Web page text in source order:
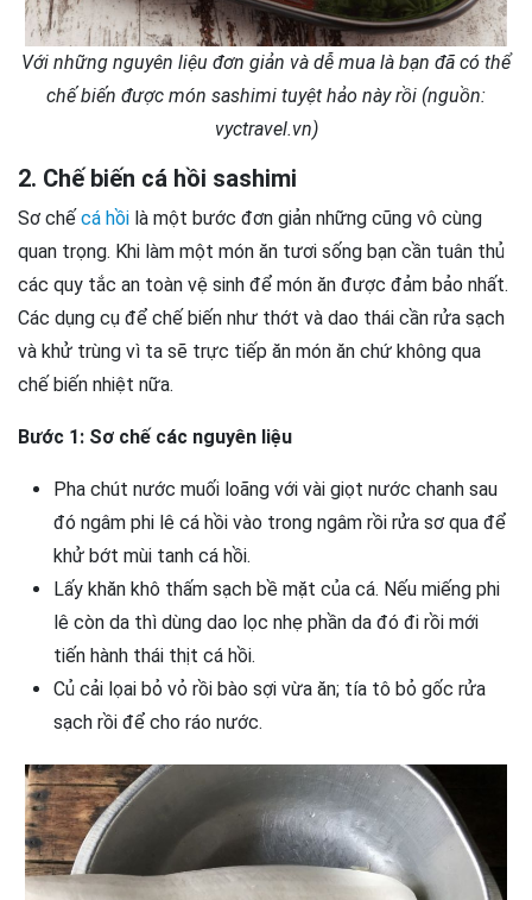
Với những nguyên liệu đơn giản và dễ mua là bạn đã có thể
chế biến được món sashimi tuyệt hảo này rồi (nguồn:
vyctravel.vn)
2. Chế biến cá hồi sashimi
Sơ chế cá hồi là một bước đơn giản những cũng vô cùng
quan trọng. Khi làm một món ăn tươi sống bạn cần tuân thủ
các quy tắc an toàn vệ sinh để món ăn được đảm bảo nhất.
Các dụng cụ để chế biến như thớt và dao thái cần rửa sạch
và khử trùng vì ta sẽ trực tiếp ăn món ăn chứ không qua
chế biến nhiệt nữa.
Bước 1: Sơ chế các nguyên liệu
Pha chút nước muối loãng với vài giọt nước chanh sau
đó ngâm phi lê cá hồi vào trong ngâm rồi rửa sơ qua để
khử bớt mùi tanh cá hồi.
Lấy khăn khô thấm sạch bề mặt của cá. Nếu miếng phi
lê còn da thì dùng dao lọc nhẹ phần da đó đi rồi mới
tiến hành thái thịt cá hồi.
Củ cải lọai bỏ vỏ rồi bào sợi vừa ăn; tía tô bỏ gốc rửa
sạch rồi để cho ráo nước.